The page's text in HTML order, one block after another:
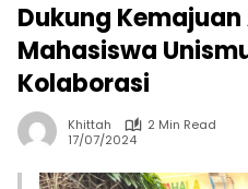
Dukung
Mahasiswa
Kolaborasi
Khittah
2 Min Read
17/07/2024